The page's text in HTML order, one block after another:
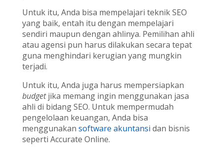
Untuk itu, Anda bisa mempelajari teknik SEO
yang baik, entah itu dengan mempelajari
sendiri maupun dengan ahlinya. Pemilihan ahli
atau agensi pun harus dilakukan secara tepat
guna menghindari kerugian yang mungkin
terjadi.
Untuk itu, Anda juga harus mempersiapkan
budgetjika memang ingin menggunakan jasa
ahli di bidang SEO. Untuk mempermudah
pengelolaan keuangan, Anda bisa
menggunakan software akuntansi dan bisnis
seperti Accurate Online.